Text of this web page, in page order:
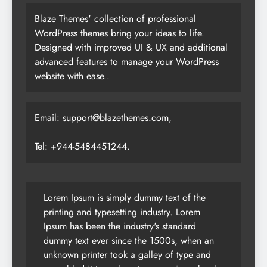
Blaze Themes' collection of professional
WordPress themes bring your ideas to life.
Designed with improved UI & UX and additional
advanced features to manage your WordPress
website with ease..
Email: support@blazethemes.com,
Tel: +944-5484451244.
Lorem Ipsum is simply dummy text of the
printing and typesetting industry. Lorem
Ipsum has been the industry's standard
dummy text ever since the 1500s, when an
unknown printer took a galley of type and